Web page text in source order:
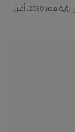
في إطار جهود الدولة للارتقاء بالصحة العامة وتحقيق رؤية مصر 2030، أُعلن